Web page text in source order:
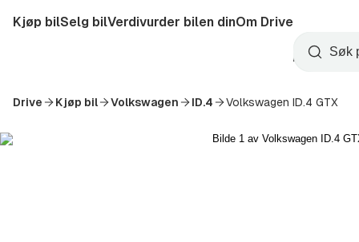
til
Startside
Kjøp bilSelg bilVerdivurder bilen dinOm Drive
Opprett
konto
Søk
Drive Kjøp bil Volkswagen ID.4 Volkswagen ID.4 GTX